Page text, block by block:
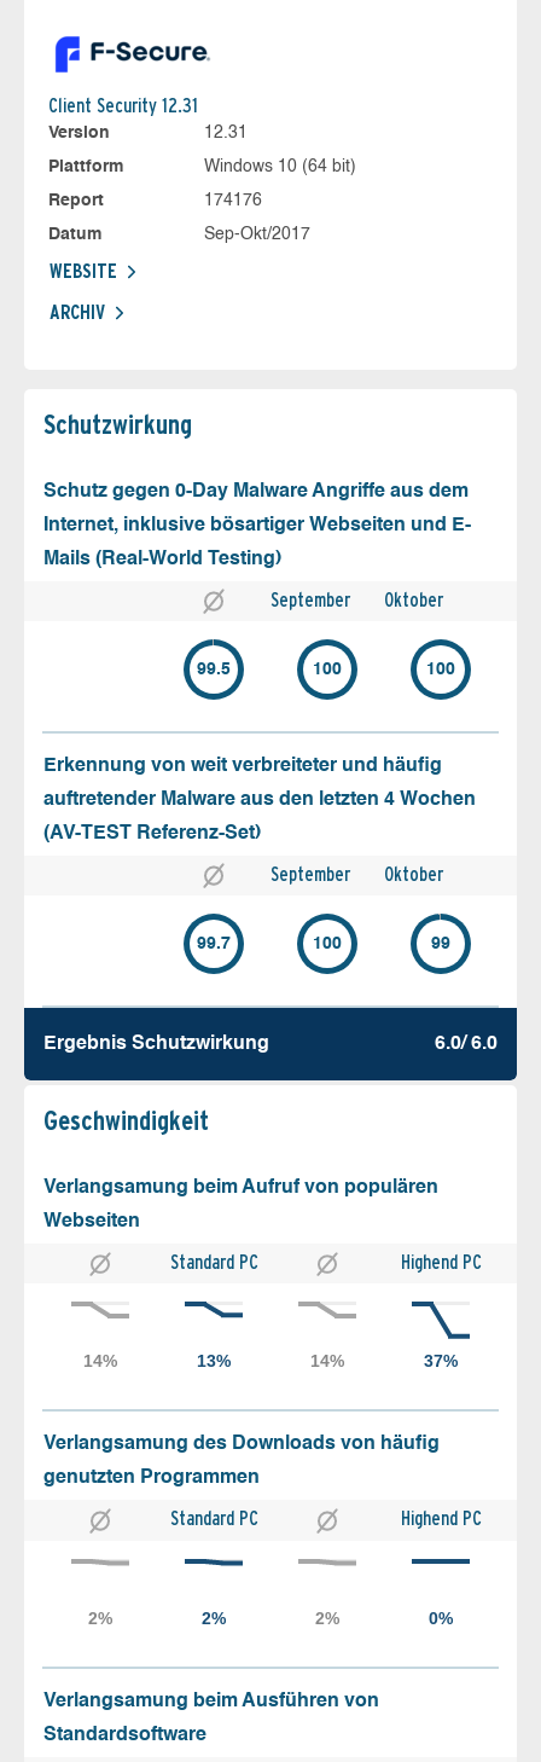
Client Security 12.31
Version
12.31
Plattform
Windows 10 (64 bit)
Report
174176
Datum
Sep-Okt/2017
WEBSITE
ARCHIV
Schutz­wirkung
Schutz gegen 0-Day Malware Angriffe aus dem
Internet, inklusive bösartiger Webseiten und E-
Mails (Real-World Testing)
September Oktober
99.5 100 100
Erkennung von weit verbreiteter und häufig
auftretender Malware aus den letzten 4 Wochen
(AV-TEST Referenz-Set)
September Oktober
99.7 100 99
Ergebnis Schutz­wirkung 6.0/ 6.0
Geschw­indigkeit
Verlangsamung beim Aufruf von populären
Webseiten
Standard PC Highend PC
Verlangsamung des Downloads von häufig
genutzten Programmen
Standard PC Highend PC
Verlangsamung beim Ausführen von
Standardsoftware